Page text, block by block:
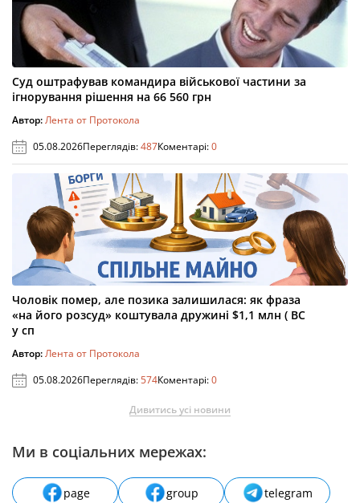
Суд оштрафував командира військової частини за
ігнорування рішення на 66 560 грн
Автор:Лента от Протокола
05.08.2026Переглядів:487Коментарі:0
Чоловік помер, але позика залишилася: як фраза
«на його розсуд» коштувала дружині $1,1 млн ( ВС
у сп
Автор:Лента от Протокола
05.08.2026Переглядів:574Коментарі:0
Дивитись усі новини
Ми в соціальних мережах:
page group
telegram